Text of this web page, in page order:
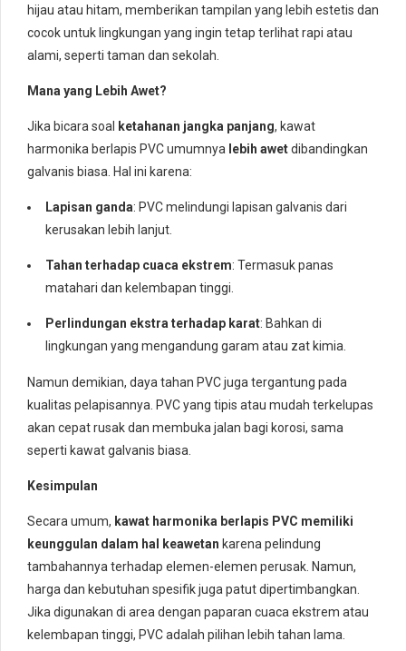
hijau atau hitam, memberikan tampilan yang lebih estetis dan
cocok untuk lingkungan yang ingin tetap terlihat rapi atau
alami, seperti taman dan sekolah.
Mana yang Lebih Awet?
Jika bicara soal ketahanan jangka panjang, kawat
harmonika berlapis PVC umumnya lebih awetdibandingkan
galvanis biasa. Hal ini karena:
Lapisan ganda: PVC melindungi lapisan galvanis dari
kerusakan lebih lanjut.
Tahan terhadap cuaca ekstrem: Termasuk panas
matahari dan kelembapan tinggi.
Perlindungan ekstra terhadap karat: Bahkan di
lingkungan yang mengandung garam atau zat kimia.
Namun demikian, daya tahan PVC juga tergantung pada
kualitas pelapisannya. PVC yang tipis atau mudah terkelupas
akan cepat rusak dan membuka jalan bagi korosi, sama
seperti kawat galvanis biasa.
Kesimpulan
Secara umum, kawat harmonika berlapis PVC memiliki
keunggulan dalam hal keawetan karena pelindung
tambahannya terhadap elemen-elemen perusak. Namun,
harga dan kebutuhan spesifik juga patut dipertimbangkan.
Jika digunakan di area dengan paparan cuaca ekstrem atau
kelembapan tinggi, PVC adalah pilihan lebih tahan lama.